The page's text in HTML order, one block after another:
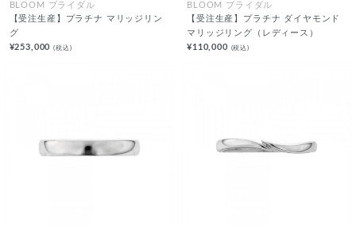
BLOOM ブライダル
【受注生産】プラチナ マリッジリン
グ
¥253,000(税込)
BLOOM ブライダル
【受注生産】プラチナ ダイヤモンド
マリッジリング（レディース）
¥110,000 (税込)